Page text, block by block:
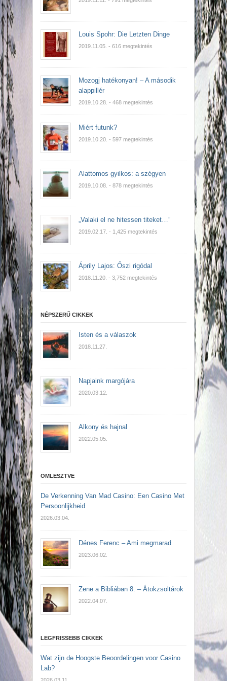
Louis Spohr: Die Letzten Dinge
2019.11.05. - 616 megtekintés
Mozogj hatékonyan! – A második
alappillér
2019.10.28. - 468 megtekintés
Miért futunk?
2019.10.20. - 597 megtekintés
Alattomos gyilkos: a szégyen
2019.10.08. - 878 megtekintés
„Valaki el ne hitessen titeket…”
2019.02.17. - 1,425 megtekintés
Áprily Lajos: Őszi rigódal
2018.11.20. - 3,752 megtekintés
NÉPSZERŰ CIKKEK
Isten és a válaszok
2018.11.27.
Napjaink margójára
2020.03.12.
Alkony és hajnal
2022.05.05.
ÖMLESZTVE
De Verkenning Van Mad Casino: Een Casino Met
Persoonlijkheid
2026.03.04.
Dénes Ferenc – Ami megmarad
2023.06.02.
Zene a Bibliában 8. – Átokzsoltárok
2022.04.07.
LEGFRISSEBB CIKKEK
Wat zijn de Hoogste Beoordelingen voor Casino
Lab?